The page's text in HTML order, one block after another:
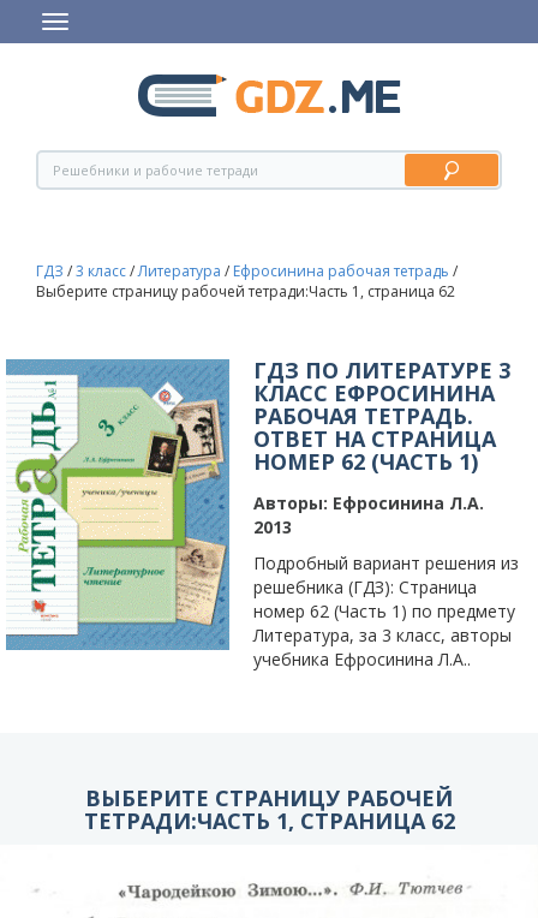
ГДЗ /3 класс/Литература / Ефросинина рабочая тетрадь /
Выберите страницу рабочей тетради:Часть 1, страница 62
ГДЗ ПО ЛИТЕРАТУРЕ 3
КЛАСС ЕФРОСИНИНА
РАБОЧАЯ ТЕТРАДЬ.
ОТВЕТ НА СТРАНИЦА
НОМЕР 62 (ЧАСТЬ 1)
Авторы: Ефросинина Л.А.
2013
Подробный вариант решения из
решебника (ГДЗ): Страница
номер 62 (Часть 1) по предмету
Литература, за 3 класс, авторы
учебника Ефросинина Л.А..
ВЫБЕРИТЕ СТРАНИЦУ РАБОЧЕЙ
ТЕТРАДИ:ЧАСТЬ 1, СТРАНИЦА 62